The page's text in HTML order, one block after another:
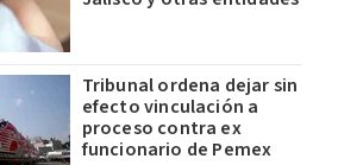
Tribunal ordena dejar sin
efecto vinculación a
proceso contra ex
funcionario de Pemex